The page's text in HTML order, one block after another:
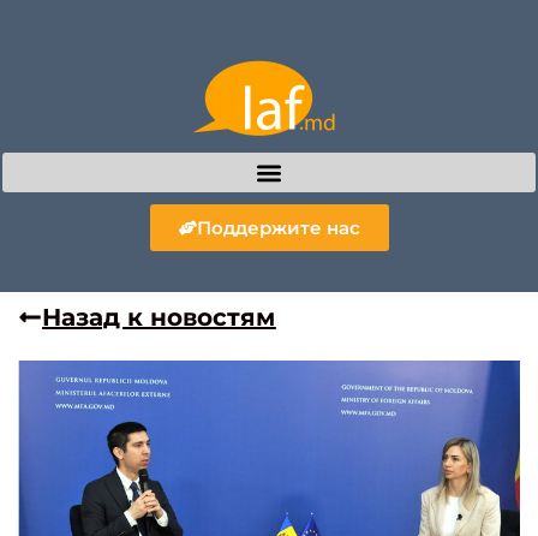
Поддержите нас
Назад к новостям